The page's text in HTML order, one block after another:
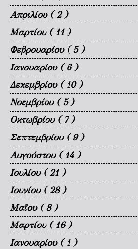
Απριλίου ( 2 )
Μαρτίου ( 11 )
Φεβρουαρίου ( 5 )
Ιανουαρίου ( 6 )
Δεκεμβρίου ( 10 )
Νοεμβρίου ( 5 )
Οκτωβρίου ( 7 )
Σεπτεμβρίου ( 9 )
Αυγούστου ( 14 )
Ιουλίου ( 21 )
Ιουνίου ( 28 )
Μαΐου ( 8 )
Μαρτίου ( 16 )
Ιανουαρίου ( 1 )